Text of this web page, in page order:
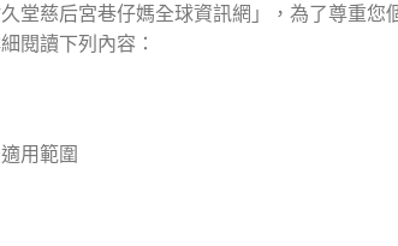
堂慈后宮巷仔媽全球資訊網」，為了尊重
閱讀下列內容：
用範圍